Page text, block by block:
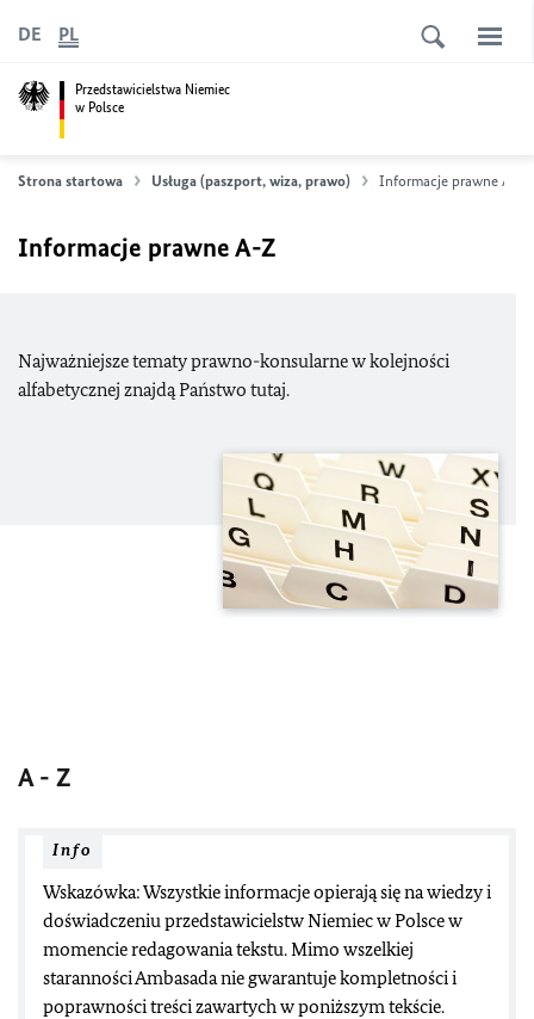
Przedstawicielstwa Niemiec
w Polsce
DE PL
Strona startowa Usługa (paszport, wiza, prawo) Informacje prawne A-Z
Informacje prawne A-Z
Najważniejsze tematy prawno-konsularne w kolejności
alfabetycznej znajdą Państwo tutaj.
A - Z
Info
Wskazówka: Wszystkie informacje opierają się na wiedzy i
doświadczeniu przedstawicielstw Niemiec w Polsce w
momencie redagowania tekstu. Mimo wszelkiej
staranności Ambasada nie gwarantuje kompletności i
poprawności treści zawartych w poniższym tekście.